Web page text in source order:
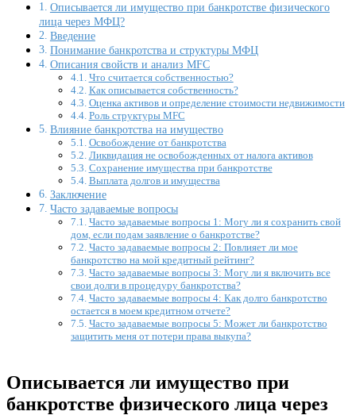
Описывается ли имущество при банкротстве физического
лица через МФЦ?
Введение
Понимание банкротства и структуры МФЦ
Описания свойств и анализ MFC
Что считается собственностью?
Как описывается собственность?
Оценка активов и определение стоимости недвижимости
Роль структуры MFC
Влияние банкротства на имущество
Освобождение от банкротства
Ликвидация не освобожденных от налога активов
Сохранение имущества при банкротстве
Выплата долгов и имущества
Заключение
Часто задаваемые вопросы
Часто задаваемые вопросы 1: Могу ли я сохранить свой
дом, если подам заявление о банкротстве?
Часто задаваемые вопросы 2: Повлияет ли мое
банкротство на мой кредитный рейтинг?
Часто задаваемые вопросы 3: Могу ли я включить все
свои долги в процедуру банкротства?
Часто задаваемые вопросы 4: Как долго банкротство
остается в моем кредитном отчете?
Часто задаваемые вопросы 5: Может ли банкротство
защитить меня от потери права выкупа?
Описывается ли имущество при
банкротстве физического лица через